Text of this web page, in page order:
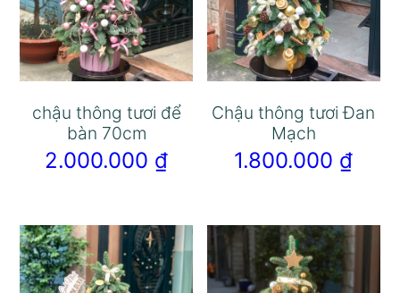
chậu thông tươi để
bàn 70cm
2.000.000 ₫
Chậu thông tươi Đan
Mạch
1.800.000 ₫